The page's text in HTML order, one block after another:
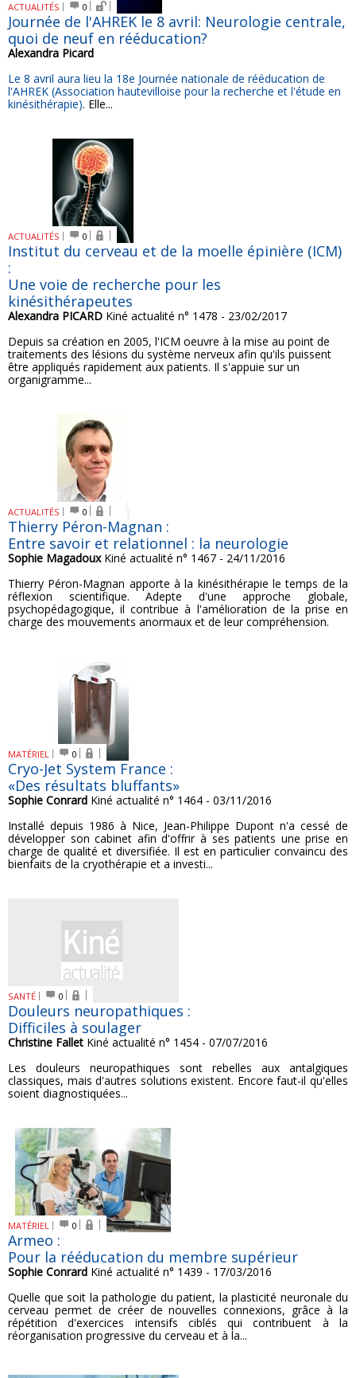
ACTUALITÉS 0
Journée de l'AHREK le 8 avril: Neurologie centrale,
quoi de neuf en rééducation?
Alexandra Picard
Le 8 avril aura lieu la 18e Journée nationale de rééducation de
l'AHREK (Association hautevilloise pour la recherche et l'étude en
kinésithérapie). Elle...
ACTUALITÉS 0
Institut du cerveau et de la moelle épinière (ICM)
:
Une voie de recherche pour les
kinésithérapeutes
Alexandra PICARD Kiné actualité n° 1478 - 23/02/2017
Depuis sa création en 2005, l'ICM oeuvre à la mise au point de
traitements des lésions du système nerveux afin qu'ils puissent
être appliqués rapidement aux patients. Il s'appuie sur un
organigramme...
ACTUALITÉS 0
Thierry Péron-Magnan :
Entre savoir et relationnel : la neurologie
Sophie MagadouxKiné actualité n° 1467 - 24/11/2016
Thierry Péron-Magnan apporte à la kinésithérapie le temps de la
réflexion scientifique. Adepte d'une approche globale,
psychopédagogique, il contribue à l'amélioration de la prise en
charge des mouvements anormaux et de leur compréhension.
MATÉRIEL 0
Cryo-Jet System France :
«Des résultats bluffants»
Sophie Conrard Kiné actualité n° 1464 - 03/11/2016
Installé depuis 1986 à Nice, Jean-Philippe Dupont n'a cessé de
développer son cabinet afin d'offrir à ses patients une prise en
charge de qualité et diversifiée. Il est en particulier convaincu des
bienfaits de la cryothérapie et a investi...
SANTÉ 0
Douleurs neuropathiques :
Difficiles à soulager
Christine Fallet Kiné actualité n° 1454 - 07/07/2016
Les douleurs neuropathiques sont rebelles aux antalgiques
classiques, mais d'autres solutions existent. Encore faut-il qu'elles
soient diagnostiquées...
MATÉRIEL 0
Armeo :
Pour la rééducation du membre supérieur
Sophie Conrard Kiné actualité n° 1439 - 17/03/2016
Quelle que soit la pathologie du patient, la plasticité neuronale du
cerveau permet de créer de nouvelles connexions, grâce à la
répétition d'exercices intensifs ciblés qui contribuent à la
réorganisation progressive du cerveau et à la...